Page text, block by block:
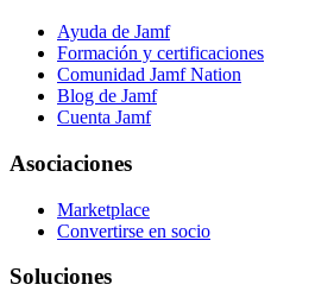
Ayuda de Jamf
Formación y certificaciones
Comunidad Jamf Nation
Blog de Jamf
Cuenta Jamf
Asociaciones
Marketplace
Convertirse en socio
Soluciones